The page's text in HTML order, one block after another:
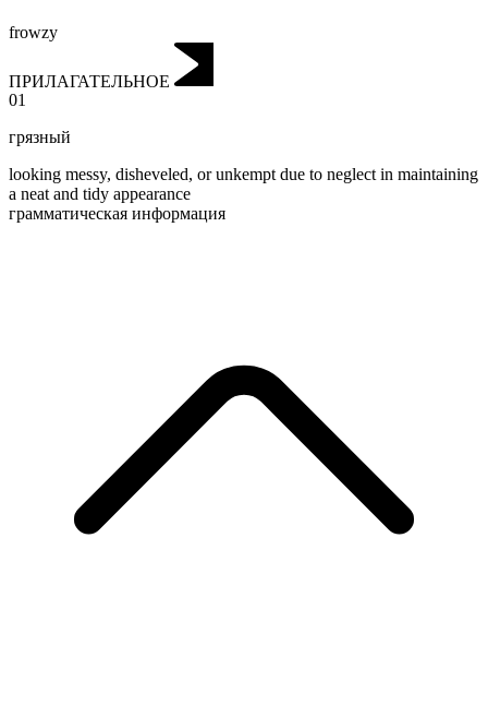
frowzy
ПРИЛАГАТЕЛЬНОЕ
01
грязный
looking messy, disheveled, or unkempt due to neglect in maintaining
a neat and tidy appearance
грамматическая информация